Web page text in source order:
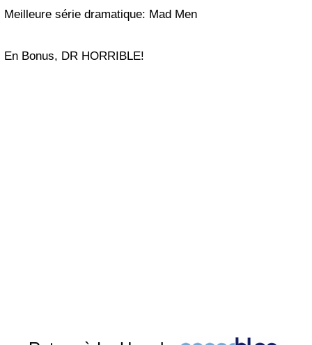
Meilleure série dramatique: Mad Men
En Bonus, DR HORRIBLE!